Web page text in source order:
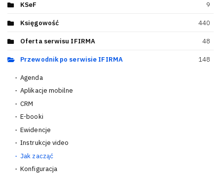
KSeF 9
Księgowość 440
Oferta serwisu IFIRMA 48
Przewodnik po serwisie IFIRMA 148
Agenda
Aplikacje mobilne
CRM
E-booki
Ewidencje
Instrukcje video
Jak zacząć
Konfiguracja